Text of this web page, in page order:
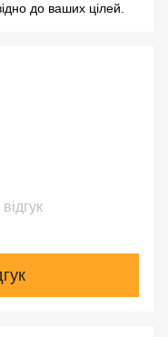
до ваших цілей.